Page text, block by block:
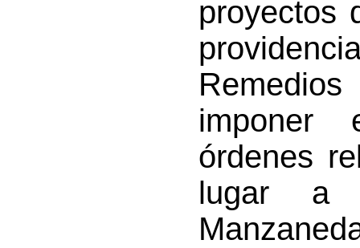
proyectos
imponer
órdenes
lugar a